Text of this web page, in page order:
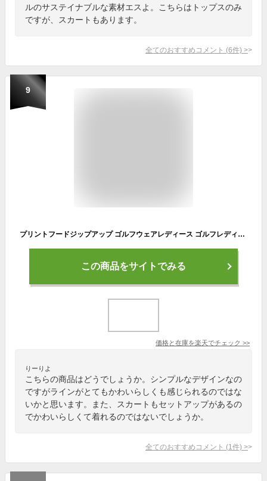
ルのサステイナブルな素材エスよ。こちらはトップスのみ
ですが、スカートもあります。
全てのおすすめコメント (6件) >
9
プリントフードジップアップ ゴルフウェアレディース ゴルフレディース ゴルフレディースセーター ゴルフセットアップ（スカート別売り） ゴルフレディースパーカー ゴルフパーカー かわいいゴルフウェア ホワイト ミント グリーン S/M/L ゴルフ小さいサイズ
この商品をサイトでみる
価格と在庫を楽天でチェック >>
りーりよ
こちらの商品はどうでしょうか。シンプルなデザインなの
ですがラインがとてもかわいらしくも感じられるのではな
いかと思います。また、スカートもセットアップがあるの
でかわいらしくて着れるのではないでしょうか。
全てのおすすめコメント (1 件) >